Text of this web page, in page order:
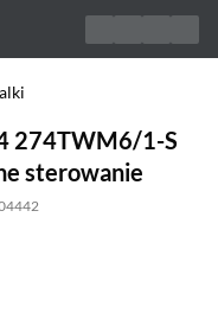
274TWM6/1-S
sterowanie